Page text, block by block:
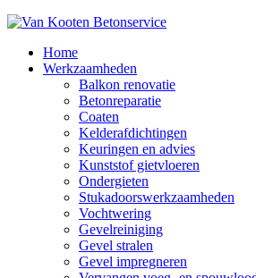
Home
Werkzaamheden
Balkon renovatie
Betonreparatie
Coaten
Kelderafdichtingen
Keuringen en advies
Kunststof gietvloeren
Ondergieten
Stukadoorswerkzaamheden
Vochtwering
Gevelreiniging
Gevel stralen
Gevel impregneren